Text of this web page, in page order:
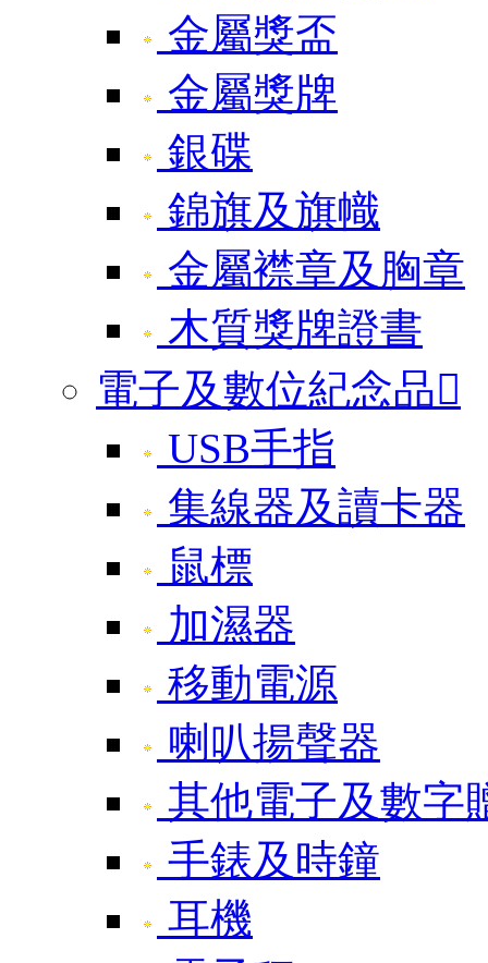
金屬獎盃
金屬獎牌
銀碟
錦旗及旗幟
金屬襟章及胸章
木質獎牌證書
電子及數位紀念品
USB手指
集線器及讀卡器
鼠標
加濕器
移動電源
喇叭揚聲器
其他電子及數字
手錶及時鐘
耳機